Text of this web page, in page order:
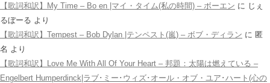
【歌詞和訳】My Time – Bo en |マイ・タイム(私の時間) – ボーエン に じぇ
るぼーる より
【歌詞和訳】Tempest – Bob Dylan |テンペスト(嵐) – ボブ・ディラン に 匿
名 より
【歌詞和訳】Love Me With All Of Your Heart – 邦題：太陽は燃えている –
Engelbert Humperdinck|ラブ･ミー･ウィズ･オール・オブ・ユア･ハート(心の